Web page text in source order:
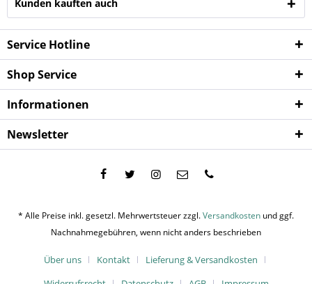
Kunden kauften auch
Service Hotline
Shop Service
Informationen
Newsletter
* Alle Preise inkl. gesetzl. Mehrwertsteuer zzgl.Versandkosten und ggf.
Nachnahmegebühren, wenn nicht anders beschrieben
Über uns Kontakt
Lieferung & Versandkosten